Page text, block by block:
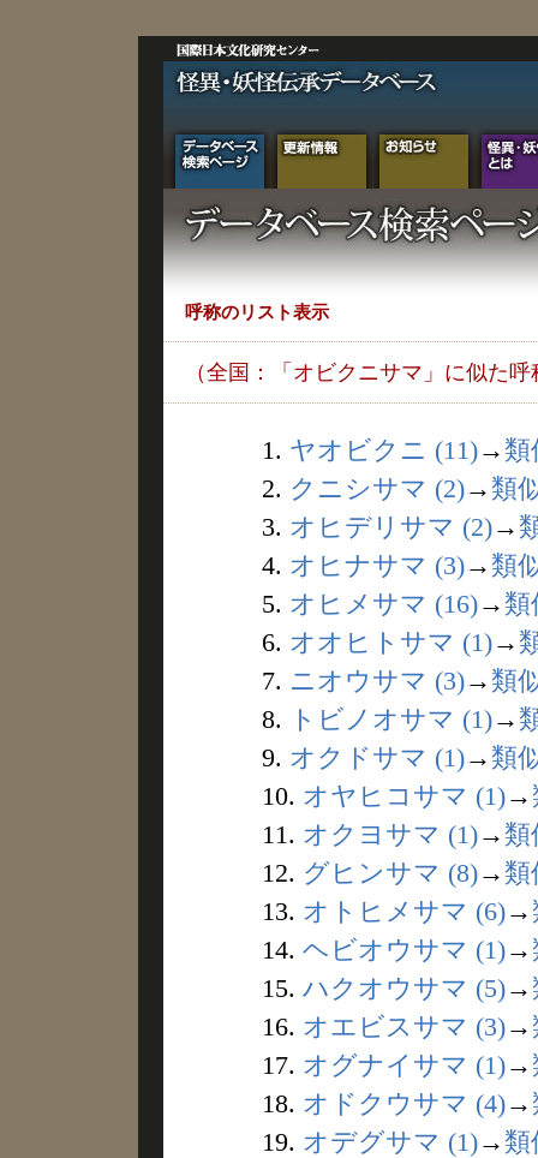
呼称のリスト表示
（全国：「オビクニサマ」に似た呼
1. ヤオビクニ (11)→ 類
2. クニシサマ (2)→ 類
3. オヒデリサマ (2)→
4. オヒナサマ (3)→ 類
5. オヒメサマ (16)→ 類
6. オオヒトサマ (1)→
7. ニオウサマ (3)→ 類
8.
トビノオサマ (1)→
9. オクドサマ (1)→ 類
10. オヤヒコサマ (1)→
11. オクヨサマ (1)→ 類
12. グヒンサマ (8)→ 類
13. オトヒメサマ (6)→
14. ヘビオウサマ (1)→
15. ハクオウサマ (5)→
16. オエビスサマ (3)→
17. オグナイサマ (1)→
18. オドクウサマ (4)→
19. オデグサマ (1)→ 類